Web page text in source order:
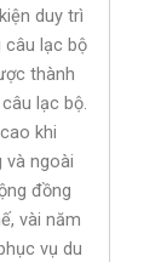
duy trì
câu lạc bộ
thành
lạc bộ.
khi
và ngoài
đồng
vài năm
vụ du